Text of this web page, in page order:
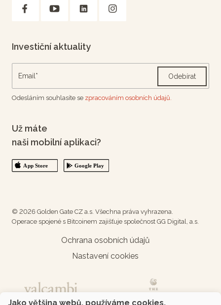
Investiční aktuality
Odebírat
Odesláním souhlasíte se zpracováním osobních údajů.
Už máte
naši mobilní aplikaci?
© 2026 Golden Gate CZ a.s. Všechna práva vyhrazena.
Operace spojené s Bitcoinem zajišťuje společnost GG Digital, a.s.
Ochrana osobních údajů
Nastavení cookies
Jako většina webů, používáme cookies.